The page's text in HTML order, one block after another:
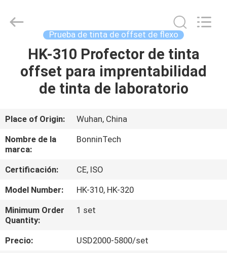
HOGAR
PRODUCTOS
VÍDEOS
SOBRE
NOSOTROS
DE
LA
anchura
Rights
Prueba de tinta de offset de flexo
HK-310 Profector de tinta
offset para imprentabilidad
de tinta de laboratorio
Place of Origin:
Wuhan, China
Nombre de la
marca:
BonninTech
Certificación:
CE, ISO
Model Number:
HK-310, HK-320
Minimum Order
Quantity:
1 set
Precio:
USD2000-5800/set